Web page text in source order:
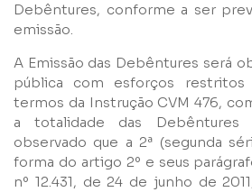
Debêntures, conforme a ser
emissão.
A Emissão das Debêntures será
pública com esforços restritos
termos da Instrução CVM 476,
a totalidade das Debêntures
observado que a 2ª (segunda
forma do artigo 2º e seus
nº 12.431, de 24 de junho de